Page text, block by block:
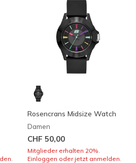
Rosencrans Midsize Watch
Damen
CHF 50,00
Mitglieder erhalten 20%.
Einloggen oder jetzt anmelden.